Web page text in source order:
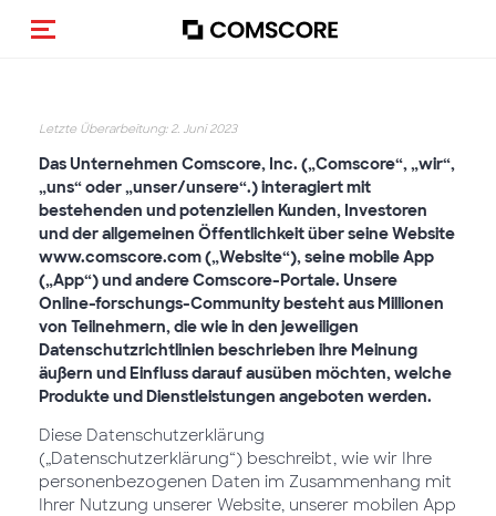
Navigation (de-)aktivieren
Letzte Überarbeitung: 2. Juni 2023
Das Unternehmen Comscore, Inc. („Comscore“, „wir“,
„uns“ oder „unser/unsere“.) interagiert mit
bestehenden und potenziellen Kunden, Investoren
und der allgemeinen Öffentlichkeit über seine Website
www.comscore.com („Website“), seine mobile App
(„App“) und andere Comscore-Portale. Unsere
Online-forschungs-Community besteht aus Millionen
von Teilnehmern, die wie in den jeweiligen
Datenschutzrichtlinien beschrieben ihre Meinung
äußern und Einfluss darauf ausüben möchten, welche
Produkte und Dienstleistungen angeboten werden.
Diese Datenschutzerklärung
(„Datenschutzerklärung“) beschreibt, wie wir Ihre
personenbezogenen Daten im Zusammenhang mit
Ihrer Nutzung unserer Website, unserer mobilen App